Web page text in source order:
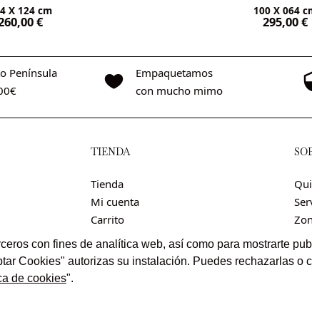
X 124 cm
€
100 X 064
295,00€
Península
Empaquetamos
con mucho mimo
TIENDA
Tienda
Mi cuenta
Carrito
con fines de analítica web, así como para mostrarte
Cookies" autorizas su instalación. Puedes rechazarlas o
de cookies".